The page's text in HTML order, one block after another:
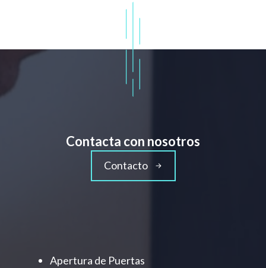
Contacta con nosotros
Contacto
Apertura de Puertas